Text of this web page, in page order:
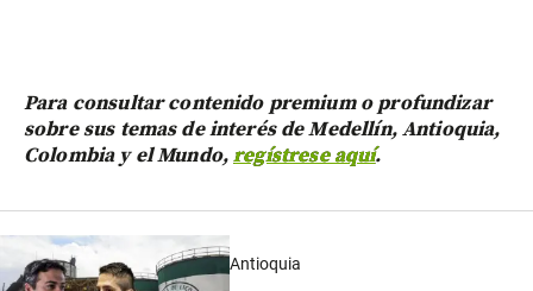
Para consultar contenido premium o profundizar
sobre sus temas de interés de Medellín, Antioquia,
Colombia y el Mundo,regístrese aquí.
Antioquia